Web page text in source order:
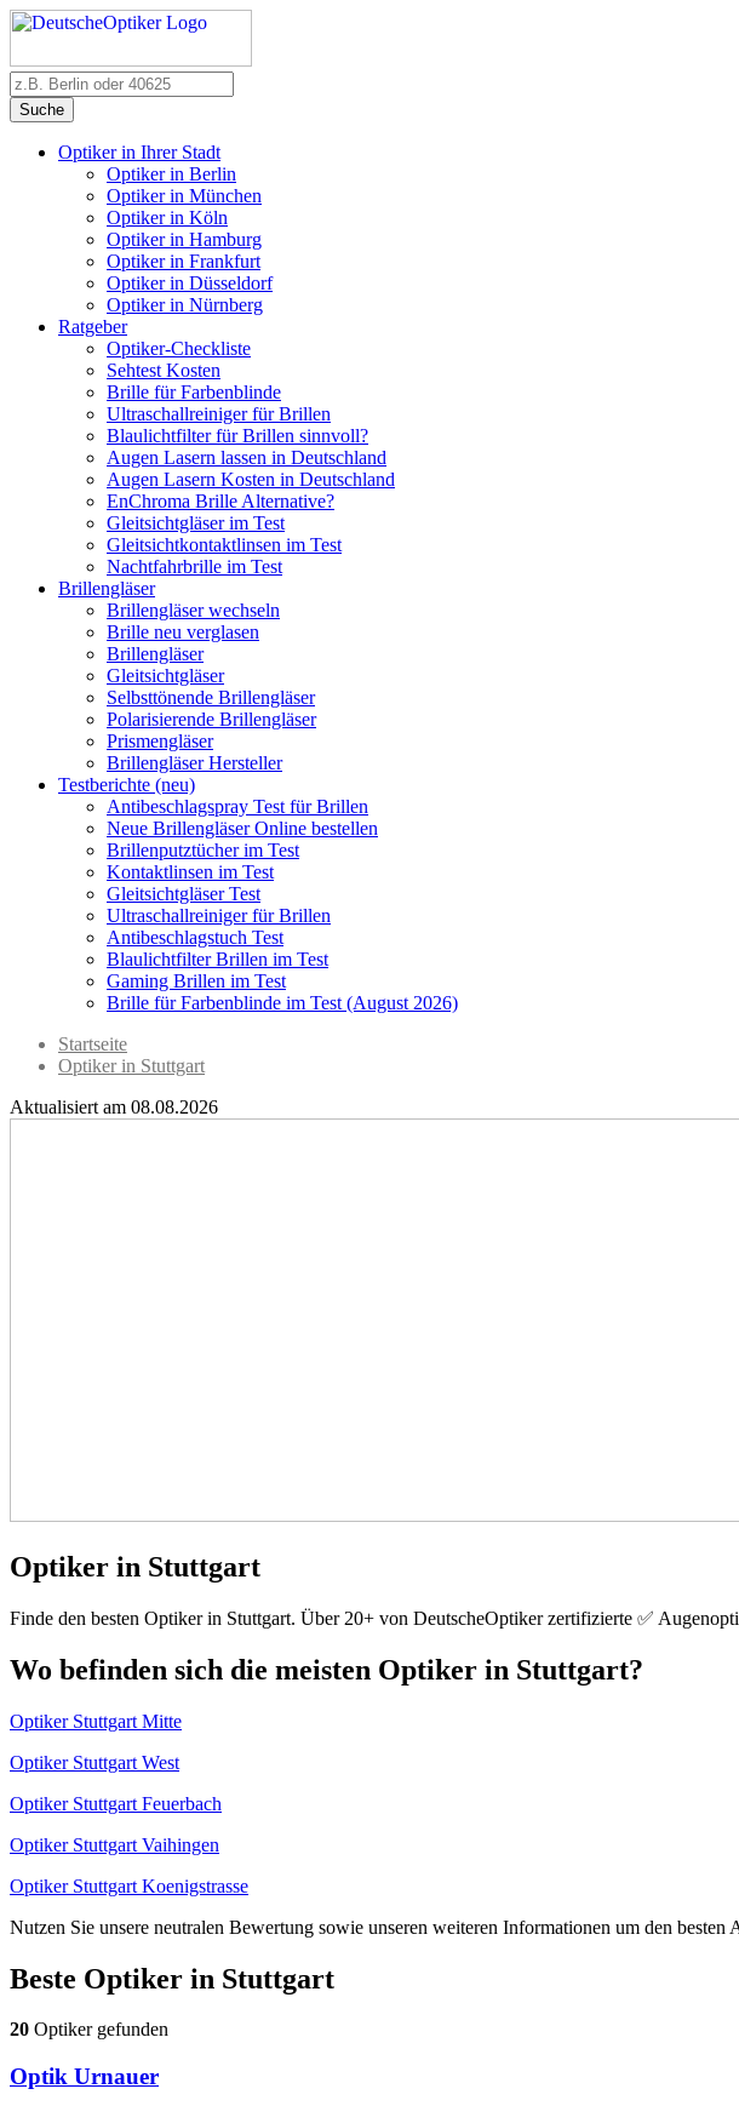
Suche
Optiker in Ihrer Stadt
Optiker in Berlin
Optiker in München
Optiker in Köln
Optiker in Hamburg
Optiker in Frankfurt
Optiker in Düsseldorf
Optiker in Nürnberg
Ratgeber
Optiker-Checkliste
Sehtest Kosten
Brille für Farbenblinde
Ultraschallreiniger für Brillen
Blaulichtfilter für Brillen sinnvoll?
Augen Lasern lassen in Deutschland
Augen Lasern Kosten in Deutschland
EnChroma Brille Alternative?
Gleitsichtgläser im Test
Gleitsichtkontaktlinsen im Test
Nachtfahrbrille im Test
Brillengläser
Brillengläser wechseln
Brille neu verglasen
Brillengläser
Gleitsichtgläser
Selbsttönende Brillengläser
Polarisierende Brillengläser
Prismengläser
Brillengläser Hersteller
Testberichte (neu)
Antibeschlagspray Test für Brillen
Neue Brillengläser Online bestellen
Brillenputztücher im Test
Kontaktlinsen im Test
Gleitsichtgläser Test
Ultraschallreiniger für Brillen
Antibeschlagstuch Test
Blaulichtfilter Brillen im Test
Gaming Brillen im Test
Brille für Farbenblinde im Test (August 2026)
Startseite
Optiker in Stuttgart
Aktualisiert am 08.08.2026
Optiker in Stuttgart
Finde den besten Optiker in Stuttgart. Über 20+ von DeutscheOptiker zertifizierte ✅
Wo befinden sich die meisten Optiker in Stuttgart?
Optiker Stuttgart Mitte
Optiker Stuttgart West
Optiker Stuttgart Feuerbach
Optiker Stuttgart Vaihingen
Optiker Stuttgart Koenigstrasse
Nutzen Sie unsere neutralen Bewertung sowie unseren weiteren Informationen um den
Beste Optiker in Stuttgart
20 Optiker gefunden
Optik Urnauer